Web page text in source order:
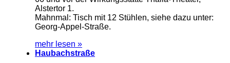
Alstertor 1.
Mahnmal: Tisch mit 12 Stühlen, siehe dazu unter:
Georg-Appel-Straße.
mehr lesen »
Haubachstraße